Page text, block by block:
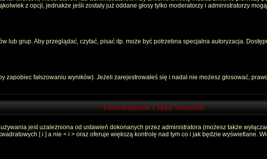
z opcji, jednakże jeśli zostały już oddane głosy tylko moderatorzy i administratorzy
lub grup. Aby przeglądać, czytać, pisać itp. może być potrzebna specjalna autoryzacja.
zapobiec fałszowaniu wyników). Jeżeli zarejestrowałeś się i nadal nie możesz głosować,
Formatowanie i Typy Tematów
jest uzależniona od ustawień dokonanych przez administratora (możesz także
[ i ] a nie < i > oraz oferuje większą kontrolę nad tym co i jak będzie wyświetlane.